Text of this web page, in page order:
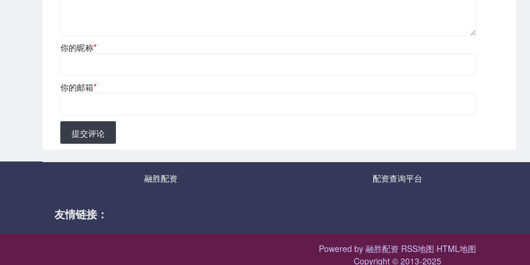
你的昵称*
你的邮箱*
提交评论
融胜配资 配资查询平台
友情链接：
Powered by 融胜配资 RSS地图 HTML地图
Copyright © 2013-2025